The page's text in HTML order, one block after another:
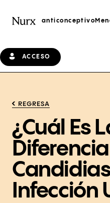
anticonceptivo
ACCESO
REGRESA
¿Cuál Es
Infección